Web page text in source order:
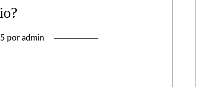
por admin